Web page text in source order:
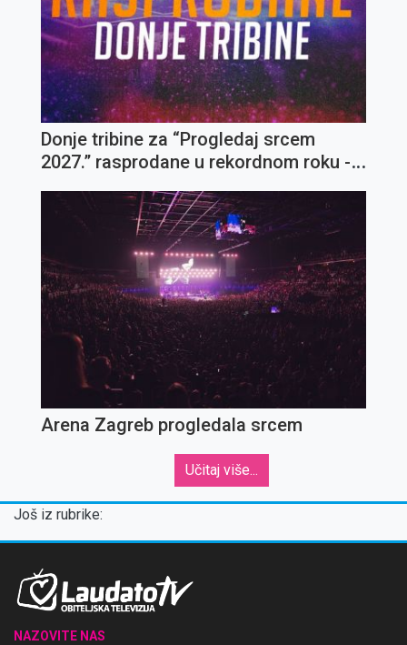
Donje tribine za “Progledaj srcem
2027.” rasprodane u rekordnom roku -
Arena Zagreb progledala srcem
Učitaj više...
Još iz rubrike:
NAZOVITE NAS